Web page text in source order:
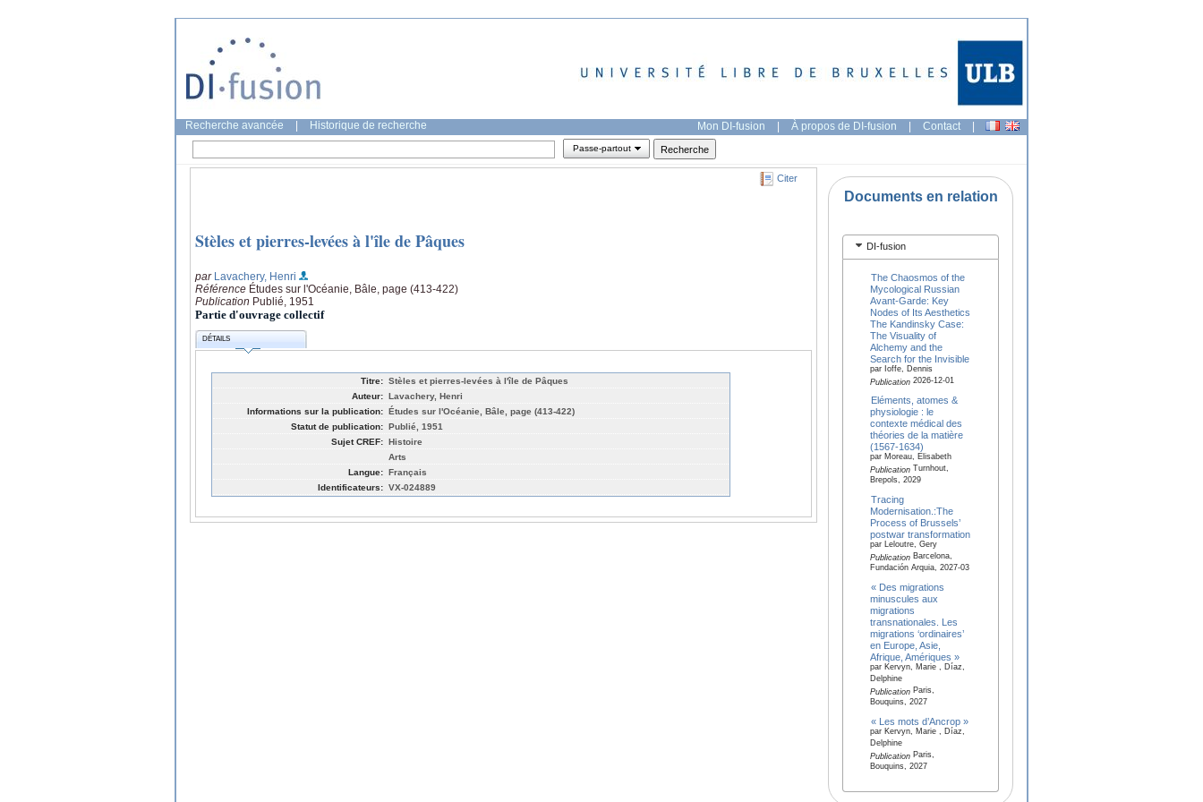
Recherche avancée Historique de recherche Mon DI-fusion | À propos de DI-fusion | Contact |
Passe-partout
Citer
Stèles et pierres-levées à l'île de Pâques
par Lavachery, Henri
Référence Études sur l'Océanie, Bâle, page (413-422)
Publication Publié, 1951
Partie d'ouvrage collectif
DÉTAILS
Titre: Stèles et pierres-levées à l'île de Pâques
Auteur: Lavachery, Henri
Informations sur la publication: Études sur l'Océanie, Bâle, page (413-422)
Statut de publication: Publié, 1951
Sujet CREF: Histoire
Arts
Langue: Français
Identificateurs: VX-024889
Documents en relation
DI-fusion
The Chaosmos of the
Mycological Russian
Avant-Garde: Key
Nodes of Its Aesthetics
The Kandinsky Case:
The Visuality of
Alchemy and the
Search for the Invisible
par Ioffe, Dennis
Publication2026-12-01
Eléments, atomes &
physiologie : le
contexte médical des
théories de la matière
(1567-1634)
par Moreau, Elisabeth
PublicationTurnhout,
Brepols, 2029
Tracing
Modernisation.:The
Process of Brussels’
postwar transformation
par Leloutre, Gery
PublicationBarcelona,
Fundación Arquia, 2027-03
« Des migrations
minuscules aux
migrations
transnationales. Les
migrations ‘ordinaires’
en Europe, Asie,
Afrique, Amériques »
par Kervyn, Marie , Díaz,
Delphine
PublicationParis,
Bouquins, 2027
« Les mots d’Ancrop »
par Kervyn, Marie , Díaz,
Delphine
PublicationParis,
Bouquins, 2027